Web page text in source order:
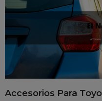
Accesorios Para